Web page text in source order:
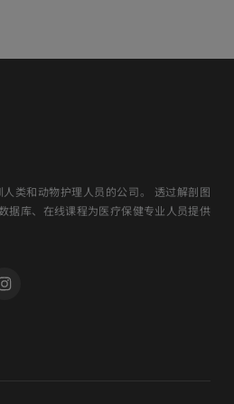
类和动物护理人员的公司。 透过解剖图
据库、在线课程为医疗保健专业人员提供